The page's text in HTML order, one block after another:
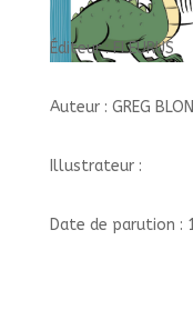
Éditeur : FLEURUS
Auteur : GREG
Illustrateur :
Date de parution :